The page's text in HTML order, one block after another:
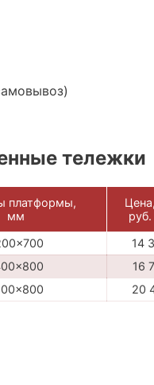
тележки
платформы,
мм
Цена,
руб.
14
16
20